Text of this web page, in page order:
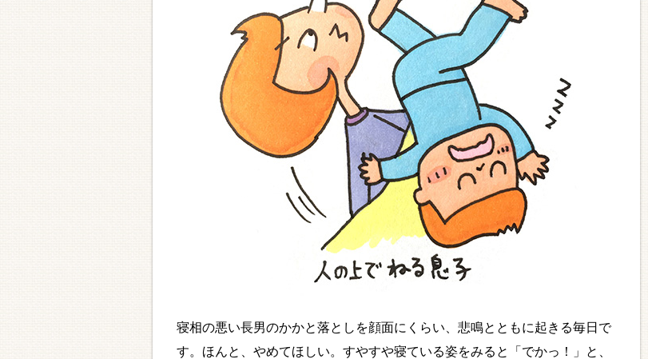
寝相の悪い長男のかかと落としを顔面にくらい、悲鳴とともに起きる毎日で
す。ほんと、やめてほしい。すやすや寝ている姿をみると「でかっ！」と、